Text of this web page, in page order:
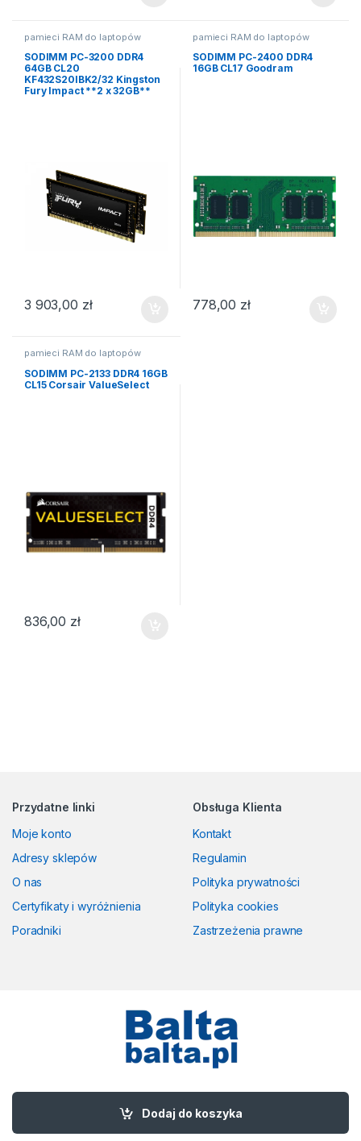
Dodaj do koszyka
pamieci RAM do laptopów
SODIMM PC-3200 DDR4
64GB CL20
KF432S20IBK2/32 Kingston
Fury Impact **2 x 32GB**
3 903,00 zł
pamieci RAM do laptopów
SODIMM PC-2400 DDR4
16GB CL17 Goodram
778,00 zł
pamieci RAM do laptopów
SODIMM PC-2133 DDR4 16GB
CL15 Corsair ValueSelect
836,00 zł
Przydatne linki
Moje konto
Adresy sklepów
O nas
Certyfikaty i wyróżnienia
Poradniki
Obsługa Klienta
Kontakt
Regulamin
Polityka prywatności
Polityka cookies
Zastrzeżenia prawne
Masz pytania? Zadzwoń!
58 524 50 00